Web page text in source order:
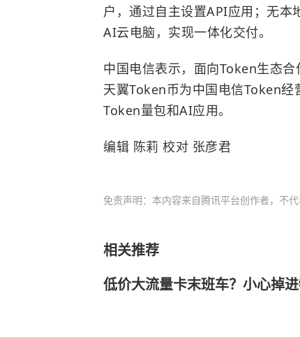
户，通过自主设置API应用；无本
AI云电脑，实现一体化交付。
中国电信表示，面向Token生态合
天翼Token币为中国电信Token经
Token量包和AI应用。
编辑 陈莉 校对 张彦君
免责声明：本内容来自腾讯平台创作者，不
相关推荐
低价大流量卡末班车？小心掉